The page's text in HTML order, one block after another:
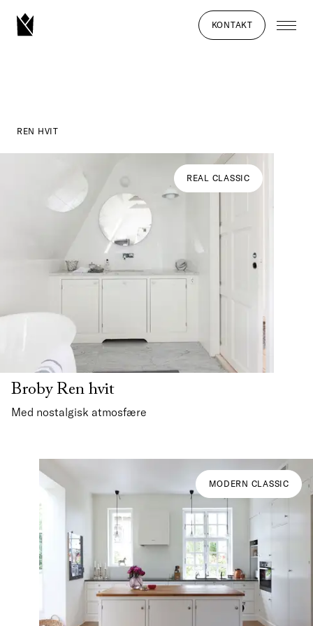
KONTAKT
REN HVIT
REAL CLASSIC
Broby Ren hvit
Med nostalgisk atmosfære
MODERN CLASSIC